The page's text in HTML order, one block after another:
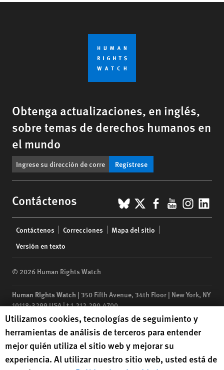
Obtenga actualizaciones, en inglés,
sobre temas de derechos humanos en
el mundo
Regístrese
Contáctenos BlueSky
X Facebook
YouTube
menu
Contáctenos Correcciones
Mapa del sitio
Versión en texto
© 2026 Human Rights Watch
Human Rights Watch | 350 Fifth Avenue, 34th Floor | New York, NY
10118-3299USA|t1.212.290.4700
Human Rights Watchis a 501(C)(3) nonprofit registered in the US
under EIN: 13-2875808
Human Rights Watch cookie preferences
Utilizamos cookies, tecnologías de seguimiento y
herramientas de análisis de terceros para entender
mejor quién utiliza el sitio web y mejorar su
experiencia. Al utilizar nuestro sitio web, usted está de